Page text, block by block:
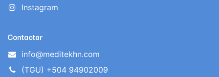
Instagram
Contactar
info@meditekhn.com
(TGU) +504 94902009